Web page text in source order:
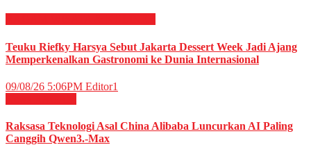
Teuku Riefky Harsya Sebut Jakarta Dessert Week Jadi Ajang
Memperkenalkan Gastronomi ke Dunia Internasional
09/08/26 5:06PM Editor1
Raksasa Teknologi Asal China Alibaba Luncurkan AI Paling
Canggih Qwen3.-Max